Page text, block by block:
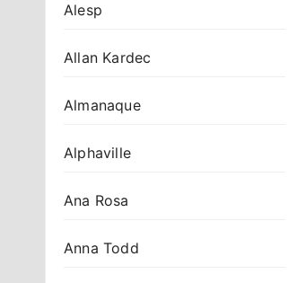
Alesp
Allan Kardec
Almanaque
Alphaville
Ana Rosa
Anna Todd